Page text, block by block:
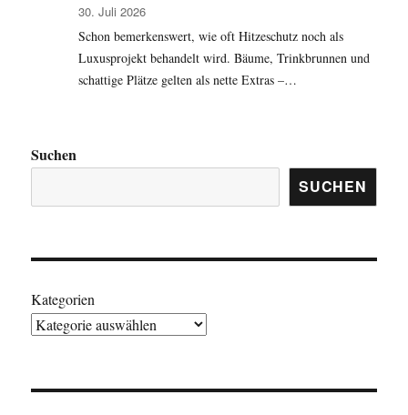
30. Juli 2026
Schon bemerkenswert, wie oft Hitzeschutz noch als
Luxusprojekt behandelt wird. Bäume, Trinkbrunnen und
schattige Plätze gelten als nette Extras –…
Suchen
SUCHEN
Kategorien